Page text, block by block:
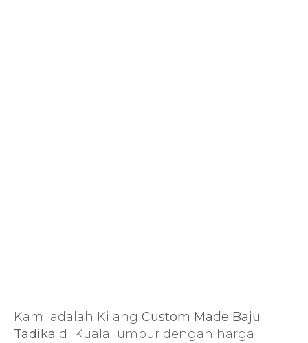
Kami adalah Kilang Custom Made Baju
Tadika di Kuala lumpur dengan harga